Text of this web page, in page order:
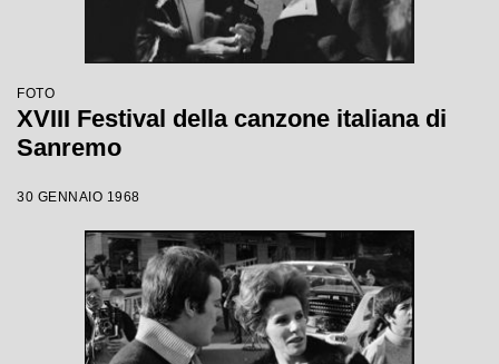
FOTO
XVIII Festival della canzone italiana di
Sanremo
30 GENNAIO 1968